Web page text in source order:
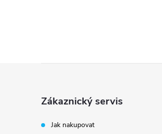
Zákaznický servis
Jak nakupovat